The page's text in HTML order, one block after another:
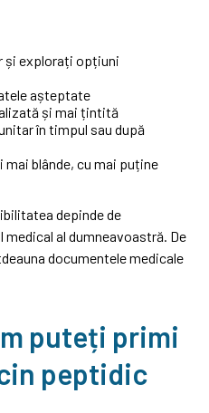
și explorați opțiuni
așteptate
și mai țintită
în timpul sau după
blânde, cu mai puține
depinde de
al dumneavoastră. De
documentele medicale
puteți primi
peptidic